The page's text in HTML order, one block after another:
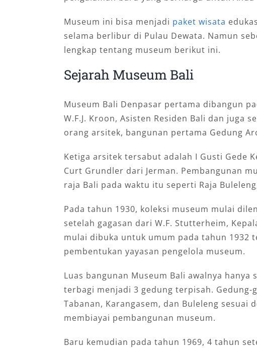
Museum ini bisa menjadi paket wisata
selama berlibur di Pulau Dewata. Namun
lengkap tentang museum berikut ini.
Sejarah Museum Bali
Museum Bali Denpasar pertama dibangun
W.F.J. Kroon, Asisten Residen Bali dan juga
orang arsitek, bangunan pertama Gedung
Ketiga arsitek tersabut adalah I Gusti Gede
Curt Grundler dari Jerman. Pembangunan
raja Bali pada waktu itu seperti Raja
Pada tahun 1930, koleksi museum mulai
setelah gagasan dari W.F. Stutterheim,
mulai dibuka untuk umum pada tahun 1932
pembentukan yayasan pengelola museum.
Luas bangunan Museum Bali awalnya
terbagi menjadi 3 gedung terpisah. Gedung-
Tabanan, Karangasem, dan Buleleng sesuai
membiayai pembangunan museum.
Baru kemudian pada tahun 1969, 4 tahun